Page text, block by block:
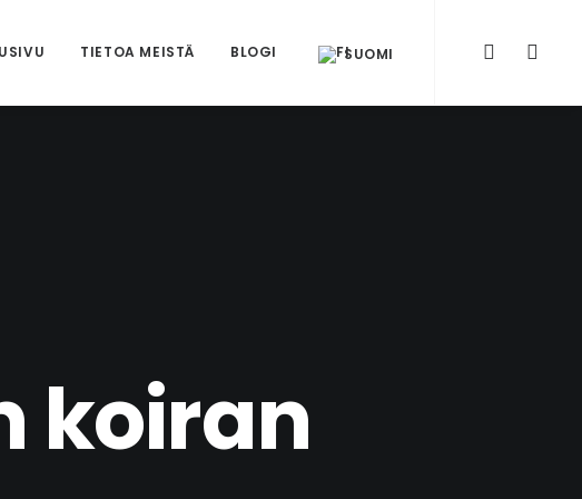
TIETOA MEISTÄ BLOGI SUOMI
koiran